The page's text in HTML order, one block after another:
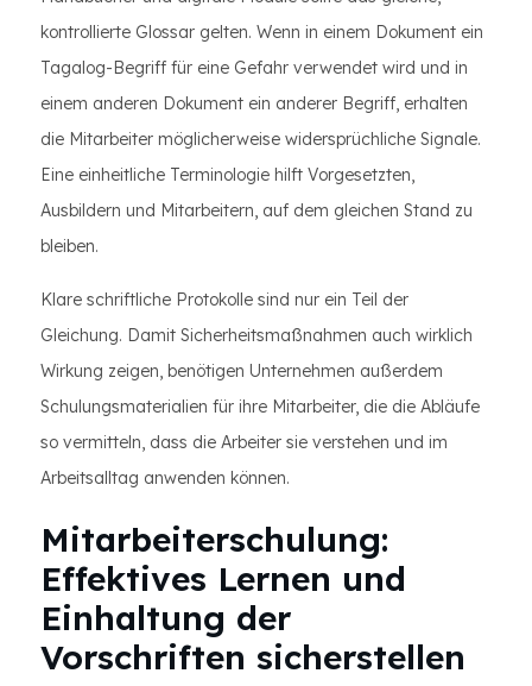
kontrollierte Glossar gelten. Wenn in einem Dokument ein
Tagalog-Begriff für eine Gefahr verwendet wird und in
einem anderen Dokument ein anderer Begriff, erhalten
die Mitarbeiter möglicherweise widersprüchliche Signale.
Eine einheitliche Terminologie hilft Vorgesetzten,
Ausbildern und Mitarbeitern, auf dem gleichen Stand zu
bleiben.
Klare schriftliche Protokolle sind nur ein Teil der
Gleichung. Damit Sicherheitsmaßnahmen auch wirklich
Wirkung zeigen, benötigen Unternehmen außerdem
Schulungsmaterialien für ihre Mitarbeiter, die die Abläufe
so vermitteln, dass die Arbeiter sie verstehen und im
Arbeitsalltag anwenden können.
Mitarbeiterschulung:
Effektives Lernen und
Einhaltung der
Vorschriften sicherstellen